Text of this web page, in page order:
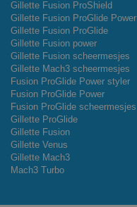
Gillette Fusion ProShield
Gillette Fusion ProGlide Power
Gillette Fusion ProGlide
Gillette Fusion power
Gillette Fusion scheermesjes
Gillette Mach3 scheermesjes
Fusion ProGlide Power styler
Fusion ProGlide Power
Fusion ProGlide scheermesjes
Gillette ProGlide
Gillette Fusion
Gillette Venus
Gillette Mach3
Mach3 Turbo